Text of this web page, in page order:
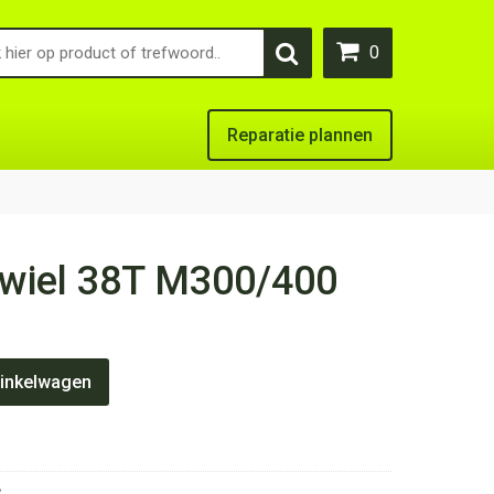
0
Reparatie plannen
38T M300/400